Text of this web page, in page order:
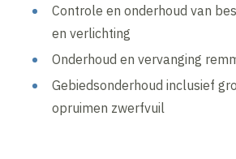
Controle en onderhoud van
en verlichting
Onderhoud en vervanging
Gebiedsonderhoud inclusief
opruimen zwerfvuil